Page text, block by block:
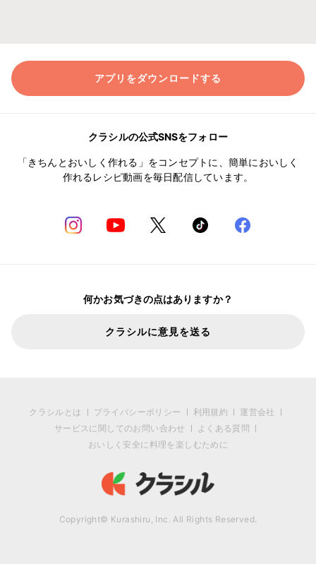
アプリをダウンロードする
クラシルの公式SNSをフォロー
「きちんとおいしく作れる」をコンセプトに、簡単においしく
作れるレシピ動画を毎日配信しています。
何かお気づきの点はありますか？
クラシルに意見を送る
クラシルとは プライバシーポリシー 利用規約
運営会社
サービスに関してのお問い合わせ
よくある質問
おいしく安全に料理を楽しむために
Copyright© Kurashiru, Inc. All Rights Reserved.